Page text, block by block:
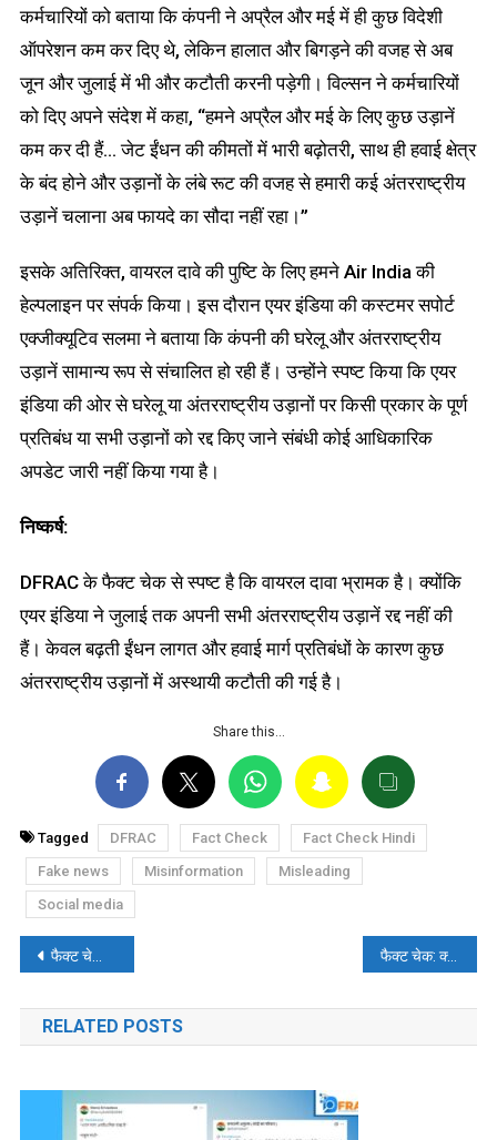
कर्मचारियों को बताया कि कंपनी ने अप्रैल और मई में ही कुछ विदेशी
ऑपरेशन कम कर दिए थे, लेकिन हालात और बिगड़ने की वजह से अब
जून और जुलाई में भी और कटौती करनी पड़ेगी। विल्सन ने कर्मचारियों
को दिए अपने संदेश में कहा, “हमने अप्रैल और मई के लिए कुछ उड़ानें
कम कर दी हैं… जेट ईंधन की कीमतों में भारी बढ़ोतरी, साथ ही हवाई क्षेत्र
के बंद होने और उड़ानों के लंबे रूट की वजह से हमारी कई अंतरराष्ट्रीय
उड़ानें चलाना अब फायदे का सौदा नहीं रहा।”
इसके अतिरिक्त, वायरल दावे की पुष्टि के लिए हमने Air India की
हेल्पलाइन पर संपर्क किया। इस दौरान एयर इंडिया की कस्टमर सपोर्ट
एक्जीक्यूटिव सलमा ने बताया कि कंपनी की घरेलू और अंतरराष्ट्रीय
उड़ानें सामान्य रूप से संचालित हो रही हैं। उन्होंने स्पष्ट किया कि एयर
इंडिया की ओर से घरेलू या अंतरराष्ट्रीय उड़ानों पर किसी प्रकार के पूर्ण
प्रतिबंध या सभी उड़ानों को रद्द किए जाने संबंधी कोई आधिकारिक
अपडेट जारी नहीं किया गया है।
निष्कर्ष:
DFRAC के फैक्ट चेक से स्पष्ट है कि वायरल दावा भ्रामक है। क्योंकि
एयर इंडिया ने जुलाई तक अपनी सभी अंतरराष्ट्रीय उड़ानें रद्द नहीं की
हैं। केवल बढ़ती ईंधन लागत और हवाई मार्ग प्रतिबंधों के कारण कुछ
अंतरराष्ट्रीय उड़ानों में अस्थायी कटौती की गई है।
Share this…
Tagged DFRAC Fact Check
Fact Check Hindi
Fake news
Misinformation
Misleading
Social media
पोस्ट
नेविगेशन
फैक्ट चेकः प्रेमी के घर से प्रेमिका को ले जाते घरवालों का वीडियो सांप्रदायिक दावे के साथ वायरल फैक्ट चेक: क्या मॉस्को के ‘फ्रेंडशिप ऑफ़ पीपल्स’ फाउंटेन पर भारतीयों ने कपड़े धोए?
RELATED POSTS